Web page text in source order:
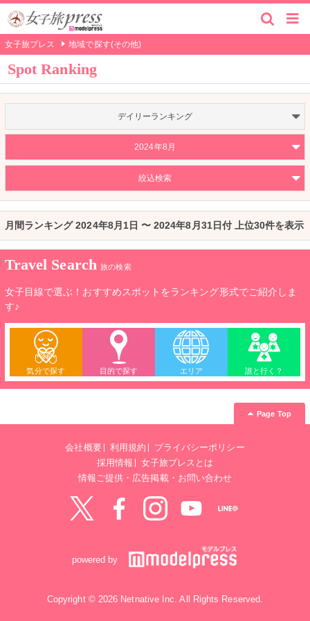
女子旅プレス 地域で探す(その他)
Spot Ranking
デイリーランキング
2024年8月
絞込検索
月間ランキング 2024年8月1日 〜 2024年8月31日付 上位30件を表示
Travel Search 旅の検索
女子目線で選ぶ！おすすめスポットをランキング形式でご紹介しま
す♪
気分で探す 目的で探す エリア 誰と行く？
Page Top
会社概要 利用規約
プライバシーポリシー
採用情報
女子旅プレスとは
情報ご提供・広告掲載・お問い合わせ
powered by
Copyright © 2026 Netnative Inc. All Rights Reserved.